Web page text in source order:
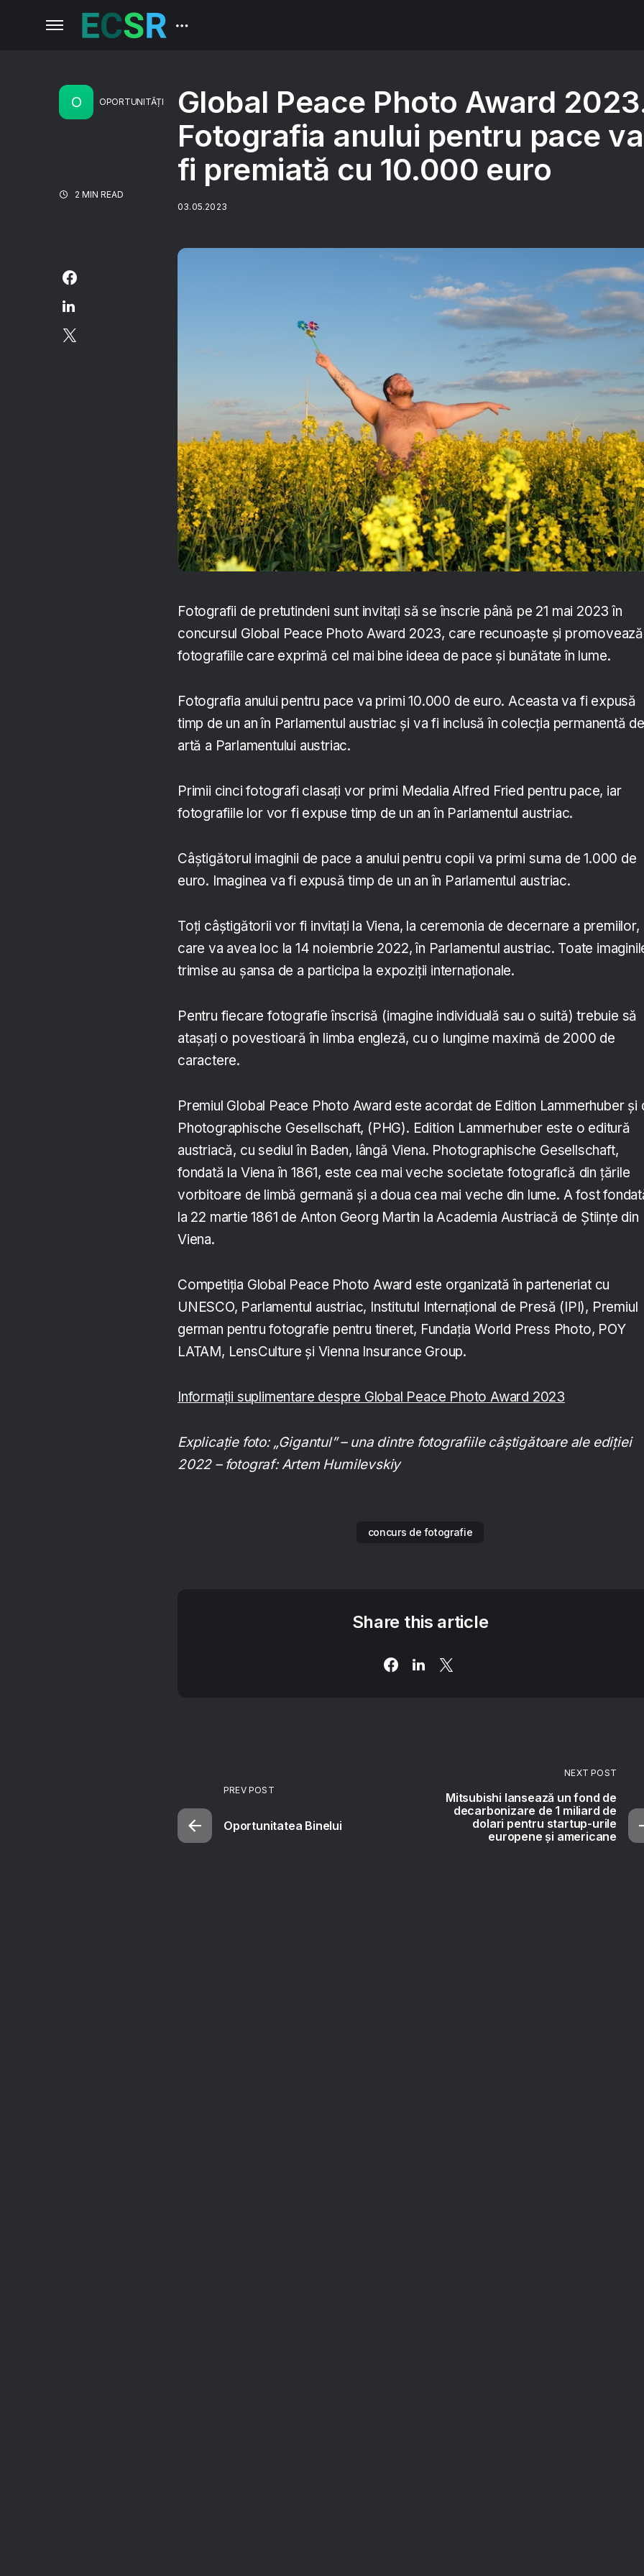
O OPORTUNITĂȚI
2 MIN READ
Global Peace Photo Award
Fotografia anului pentru pace va
fi premiată cu 10.000 euro
03.05.2023
Fotografii de pretutindeni sunt invitați să se înscrie până pe 21 mai 2023 în
concursul Global Peace Photo Award 2023, care recunoaște și promovează
fotografiile care exprimă cel mai bine ideea de pace și bunătate în lume.
Fotografia anului pentru pace va primi 10.000 de euro. Aceasta va fi expusă
timp de un an în Parlamentul austriac și va fi inclusă în colecția permanentă de
artă a Parlamentului austriac.
Primii cinci fotografi clasați vor primi Medalia Alfred Fried pentru pace, iar
fotografiile lor vor fi expuse timp de un an în Parlamentul austriac.
Câștigătorul imaginii de pace a anului pentru copii va primi suma de 1.000 de
euro. Imaginea va fi expusă timp de un an în Parlamentul austriac.
Toți câștigătorii vor fi invitați la Viena, la ceremonia de decernare a premiilor,
care va avea loc la 14 noiembrie 2022, în Parlamentul austriac. Toate
trimise au șansa de a participa la expoziții internaționale.
Pentru fiecare fotografie înscrisă (imagine individuală sau o suită) trebuie să
atașați o povestioară în limba engleză, cu o lungime maximă de 2000 de
caractere.
Premiul Global Peace Photo Award este acordat de Edition Lammerhuber și
Photographische Gesellschaft, (PHG). Edition Lammerhuber este o editură
austriacă, cu sediul în Baden, lângă Viena. Photographische Gesellschaft,
fondată la Viena în 1861, este cea mai veche societate fotografică din țările
vorbitoare de limbă germană și a doua cea mai veche din lume. A fost
la 22 martie 1861 de Anton Georg Martin la Academia Austriacă de Științe din
Viena.
Competiția Global Peace Photo Award este organizată în parteneriat cu
UNESCO, Parlamentul austriac, Institutul Internațional de Presă (IPI), Premiul
german pentru fotografie pentru tineret, Fundația World Press Photo, POY
LATAM, LensCulture și Vienna Insurance Group.
Informații suplimentare despre Global Peace Photo Award 2023
Explicație foto: „Gigantul” – una dintre fotografiile câștigătoare ale ediției
2022 – fotograf: Artem Humilevskiy
concurs de fotografie
Share this article
PREV POST
Oportunitatea Binelui
NEXT POST
Mitsubishi lansează un fond de
decarbonizare de 1 miliard de
dolari pentru startup-urile
europene și americane